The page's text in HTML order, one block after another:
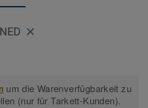
um die Warenverfügbarkeit zu
(nur für Tarkett-Kunden).